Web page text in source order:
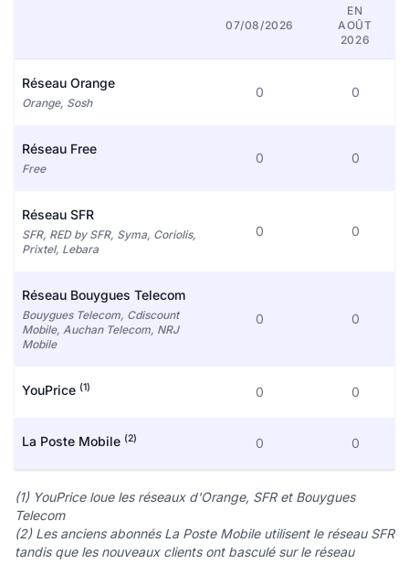
07/08/2026
EN
AOÛT
2026
Réseau Orange
Orange, Sosh
0 0
Réseau Free
Free
0 0
Réseau SFR
SFR, RED by SFR, Syma, Coriolis,
Prixtel, Lebara
0 0
Réseau Bouygues Telecom
Bouygues Telecom, Cdiscount
Mobile, Auchan Telecom, NRJ
Mobile
0 0
YouPrice (1) 0 0
La Poste Mobile (2) 0 0
(1) YouPrice loue les réseaux d'Orange, SFR et Bouygues
Telecom
(2) Les anciens abonnés La Poste Mobile utilisent le réseau SFR
tandis que les nouveaux clients ont basculé sur le réseau